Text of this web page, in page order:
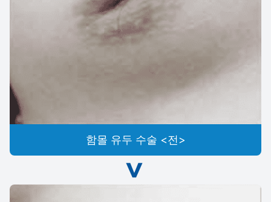
함몰 유두 수술 <전>
>